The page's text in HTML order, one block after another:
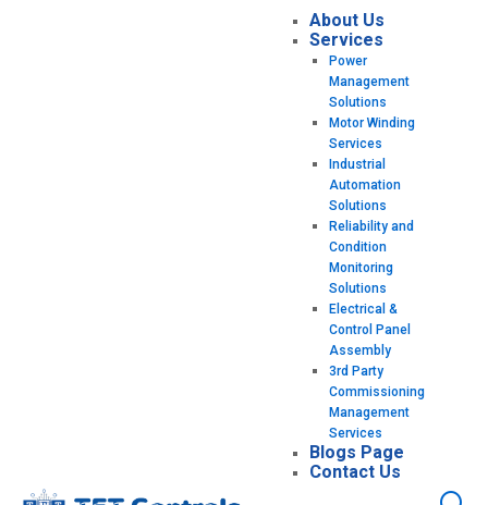
About Us
Services
Power
Management
Solutions
Motor Winding
Services
Industrial
Automation
Solutions
Reliability and
Condition
Monitoring
Solutions
Electrical &
Control Panel
Assembly
3rd Party
Commissioning
Management
Services
Blogs Page
Contact Us